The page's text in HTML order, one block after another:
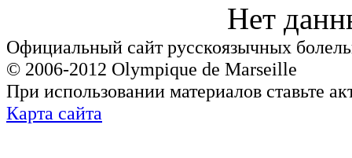
Нет
Официальный сайт русскоязычных
© 2006-2012 Olympique de Marseille
При использовании материалов ставьте
Карта сайта